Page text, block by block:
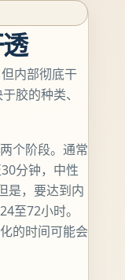
内部彻底干
胶的种类、
个阶段。通常
分钟，中性
是，要达到内
至72小时。
的时间可能会